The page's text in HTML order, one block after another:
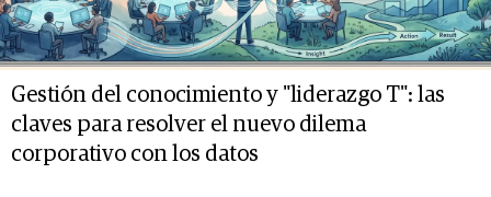
Gestión del conocimiento y "liderazgo T": las
claves para resolver el nuevo dilema
corporativo con los datos